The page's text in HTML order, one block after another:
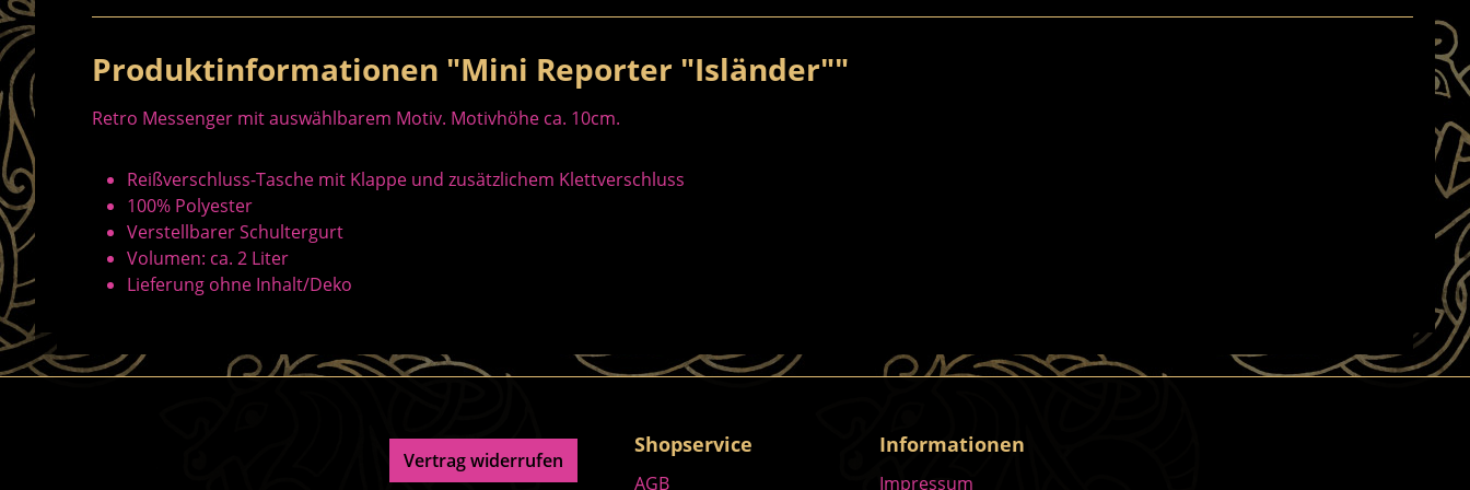
Produktinformationen "Mini Reporter "Isländer""
Retro Messenger mit auswählbarem Motiv. Motivhöhe ca. 10cm.
Reißverschluss-Tasche mit Klappe und zusätzlichem Klettverschluss
100% Polyester
Verstellbarer Schultergurt
Volumen: ca. 2 Liter
Lieferung ohne Inhalt/Deko
Vertrag widerrufen
Shopservice
AGB
Informationen
Impressum